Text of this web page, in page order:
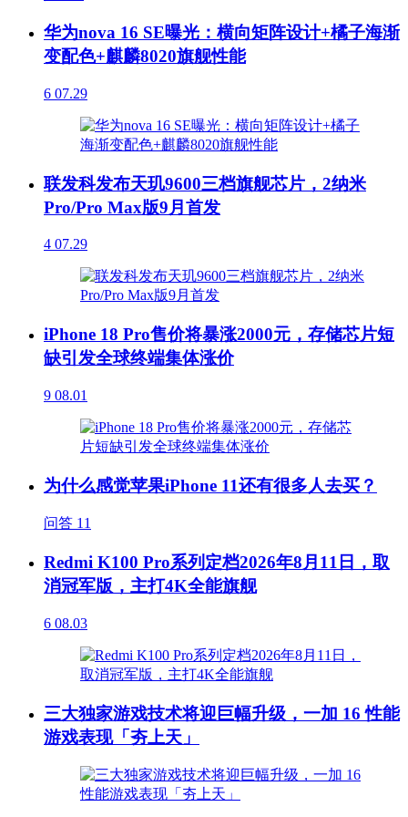
华为nova 16 SE曝光：横向矩阵设计+橘子海渐
变配色+麒麟8020旗舰性能
6 07.29
联发科发布天玑9600三档旗舰芯片，2纳米
Pro/Pro Max版9月首发
4 07.29
iPhone 18 Pro售价将暴涨2000元，存储芯片短
缺引发全球终端集体涨价
9 08.01
为什么感觉苹果iPhone 11还有很多人去买？
问答 11
Redmi K100 Pro系列定档2026年8月11日，取
消冠军版，主打4K全能旗舰
6 08.03
三大独家游戏技术将迎巨幅升级，一加 16 性能
游戏表现「夯上天」